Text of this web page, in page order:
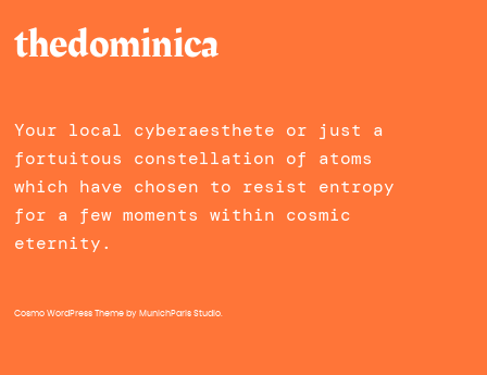
thedominica
Your local cyberaesthete or just a
fortuitous constellation of atoms
which have chosen to resist entropy
for a few moments within cosmic
eternity.
Cosmo WordPress Themeby MunichParis Studio.